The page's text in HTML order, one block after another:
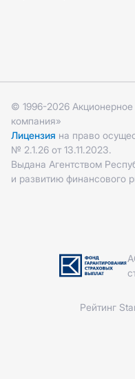
© 1996-2026
компания»
Лицензия на право
№ 2.1.26 от 13.11.2023.
Выдана Агентством
и развитию финансового
Рейтинг